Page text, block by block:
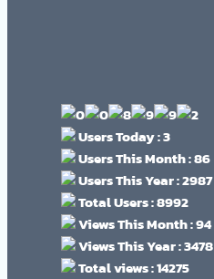
Users Today : 3
Users This Month : 86
Users This Year : 2987
Total Users : 8992
Views This Month : 94
Views This Year : 3478
Total views : 14275